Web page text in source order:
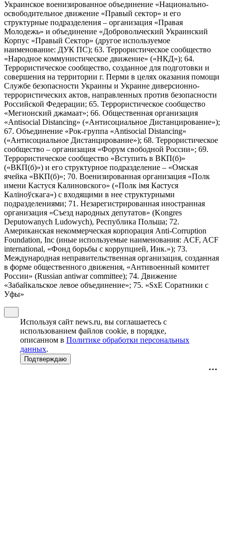
Украинское военизированное объединение «Национально-
освободительное движение «Правый сектор» и его
структурные подразделения – организация «Правая
Молодежь» и объединение «Добровольческий Украинский
Корпус «Правый Сектор» (другое используемое
наименование: ДУК ПС); 63. Террористическое сообщество
«Народное коммунистическое движение» («НКД»); 64.
Террористическое сообщество, созданное для подготовки и
совершения на территории г. Перми в целях оказания помощи
Службе безопасности Украины и Украине диверсионно-
террористических актов, направленных против безопасности
Российской Федерации; 65. Террористическое сообщество
«Мегионский джамаат»; 66. Общественная организация
«Antisocial Distancing» («Антисоциальное Дистанцирование»);
67. Объединение «Рок-группа «Antisocial Distancing»
(«Антисоциальное Дистанцирование»); 68. Террористическое
сообщество – организация «Форум свободной России»; 69.
Террористическое сообщество «Вступить в ВКП(б)»
(«ВКП(б)») и его структурное подразделение – «Омская
ячейка «ВКП(б)»; 70. Военизированная организация «Полк
имени Кастуся Калиновского» («Полк iмя Кастуся
Калiноўскага») с входящими в нее структурными
подразделениями; 71. Незарегистрированная иностранная
организация «Съезд народных депутатов» (Kongres
Deputowanych Ludowych), Республика Польша; 72.
Американская некоммерческая корпорация Anti-Corruption
Foundation, Inc (иные используемые наименования: ACF, ACF
international, «Фонд борьбы с коррупцией, Инк.»); 73.
Международная неправительственная организация, созданная
в форме общественного движения, «Антивоенный комитет
России» (Russian antiwar committee); 74. Движение
«Забайкальское левое объединение»; 75. «SxE Соратники с
Уфы»
Используя сайт news.ru, вы соглашаетесь с
использованием файлов cookie, в порядке,
описанном в Политике обработки персональных
данных.
Подтверждаю